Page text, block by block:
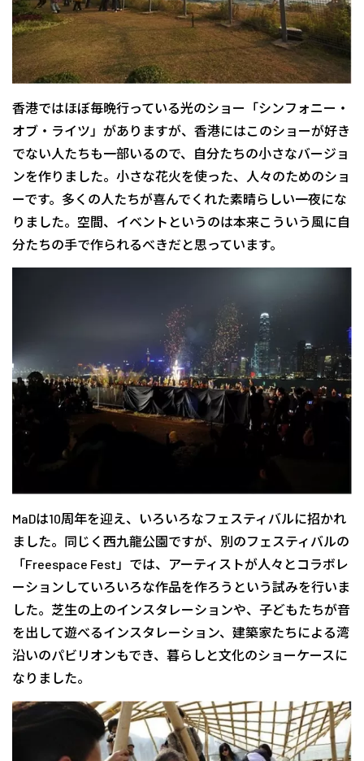
香港ではほぼ毎晩行っている光のショー「シンフォニー・
オブ・ライツ」がありますが、香港にはこのショーが好き
でない人たちも一部いるので、自分たちの小さなバージョ
ンを作りました。小さな花火を使った、人々のためのショ
ーです。多くの人たちが喜んでくれた素晴らしい一夜にな
りました。空間、イベントというのは本来こういう風に自
分たちの手で作られるべきだと思っています。
MaDは10周年を迎え、いろいろなフェスティバルに招かれ
ました。同じく西九龍公園ですが、別のフェスティバルの
「Freespace Fest」では、アーティストが人々とコラボレ
ーションしていろいろな作品を作ろうという試みを行いま
した。芝生の上のインスタレーションや、子どもたちが音
を出して遊べるインスタレーション、建築家たちによる湾
沿いのパビリオンもでき、暮らしと文化のショーケースに
なりました。